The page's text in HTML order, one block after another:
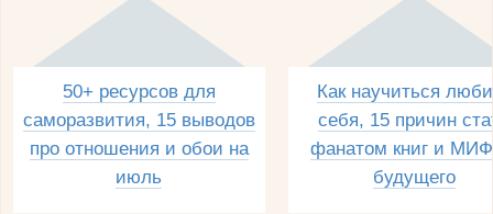
50+ ресурсов для
саморазвития, 15 выводов
про отношения и обои на
июль
Как научиться
себя, 15 причин
фанатом книг и
будущего